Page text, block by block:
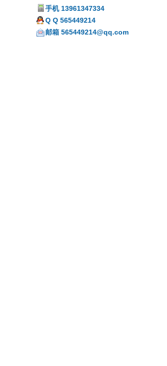
手机13961347334
Q Q 565449214
邮箱 565449214@qq.com